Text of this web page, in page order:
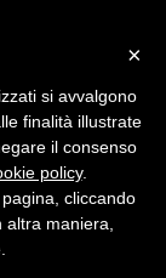
le
video. E
×
si avvalgono
finalità illustrate
il consenso
policy.
cliccando
maniera,